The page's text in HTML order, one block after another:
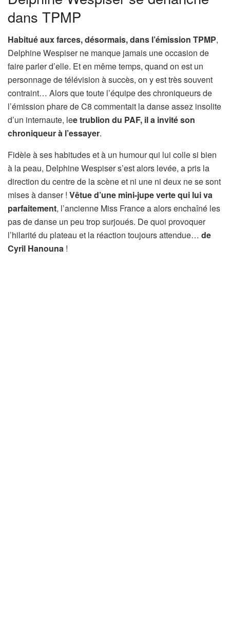
dans TPMP
Habitué aux farces, désormais, dans l’émission TPMP,
Delphine Wespiser ne manque jamais une occasion de
faire parler d’elle. Et en même temps, quand on est un
personnage de télévision à succès, on y est très souvent
contraint… Alors que toute l’équipe des chroniqueurs de
l’émission phare de C8 commentait la danse assez insolite
d’un internaute, lee trublion du PAF, il a invité son
chroniqueur à l’essayer.
Fidèle à ses habitudes et à un humour qui lui colle si bien
à la peau, Delphine Wespiser s’est alors levée, a pris la
direction du centre de la scène et ni une ni deux ne se sont
mises à danser ! Vêtue d’une mini-jupe verte qui lui va
parfaitement, l’ancienne Miss France a alors enchaîné les
pas de danse un peu trop surjoués. De quoi provoquer
l’hilarité du plateau et la réaction toujours attendue… de
Cyril Hanouna !